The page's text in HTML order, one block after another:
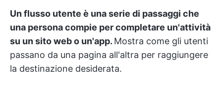
Un flusso utente è una serie di passaggi che
una persona compie per completare un'attività
su un sito web o un'app. Mostra come gli utenti
passano da una pagina all'altra per raggiungere
la destinazione desiderata.